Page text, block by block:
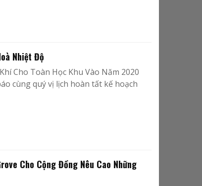
Nhiệt Độ
Cho Toàn Học Khu Vào Năm 2020
cùng quý vị lịch hoàn tất kế hoạch
Cho Cộng Đồng Nêu Cao Những